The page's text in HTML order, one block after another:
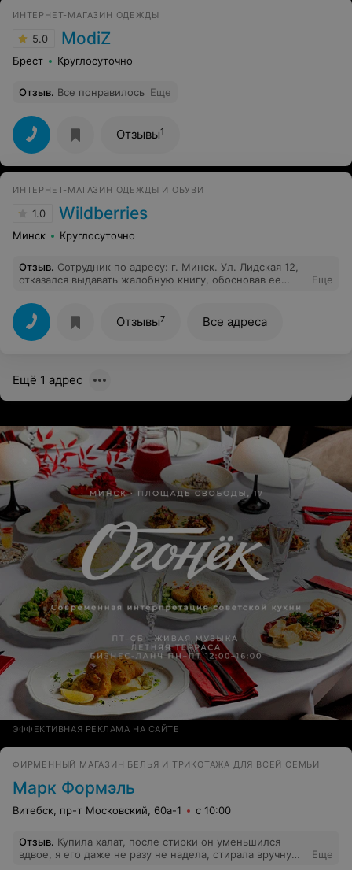
течение всего рабочего дня.
ИНТЕРНЕТ-МАГАЗИН ОДЕЖДЫ
5.0 ModiZ
Брест Круглосуточно
Отзыв. Все понравилось Еще
Отзывы1
ИНТЕРНЕТ-МАГАЗИН ОДЕЖДЫ И ОБУВИ
1.0 Wildberries
Минск Круглосуточно
Отзыв. Сотрудник по адресу: г. Минск. Ул. Лидская 12,
отказался выдавать жалобную книгу, обосновав ее
есть.
Еще
Отзывы7 Все адреса
Ещё 1 адрес
ЭФФЕКТИВНАЯ РЕКЛАМА НА САЙТЕ
ФИРМЕННЫЙ МАГАЗИН БЕЛЬЯ И ТРИКОТАЖА ДЛЯ ВСЕЙ СЕМЬИ
Марк Формэль
Витебск, пр-т Московский, 60а-1 с 10:00
Отзыв. Купила халат, после стирки он уменьшился
вдвое, я его даже не разу не надела, стирала вручную
Еще